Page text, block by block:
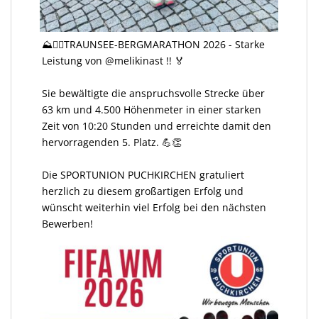
⛰️🏃‍♀️TRAUNSEE-BERGMARATHON 2026 - Starke
Leistung von @melikinast !! 🏅
Sie bewältigte die anspruchsvolle Strecke über
63 km und 4.500 Höhenmeter in einer starken
Zeit von 10:20 Stunden und erreichte damit den
hervorragenden 5. Platz. 💪👏
Die SPORTUNION PUCHKIRCHEN gratuliert
herzlich zu diesem großartigen Erfolg und
wünscht weiterhin viel Erfolg bei den nächsten
Bewerben!